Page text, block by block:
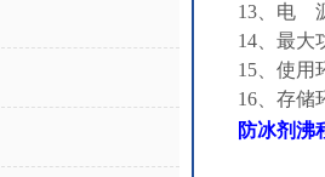
13、电
14、最大
15、使用
16、存储
防冰剂沸